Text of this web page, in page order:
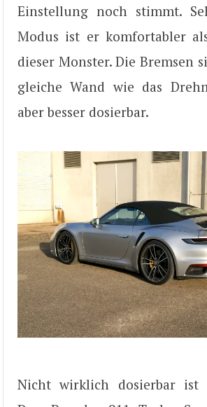
Einstellung noch stimmt.
Modus ist er komfortabler
dieser Monster. Die Bremsen
gleiche Wand wie das
aber besser dosierbar.
Nicht wirklich dosierbar ist